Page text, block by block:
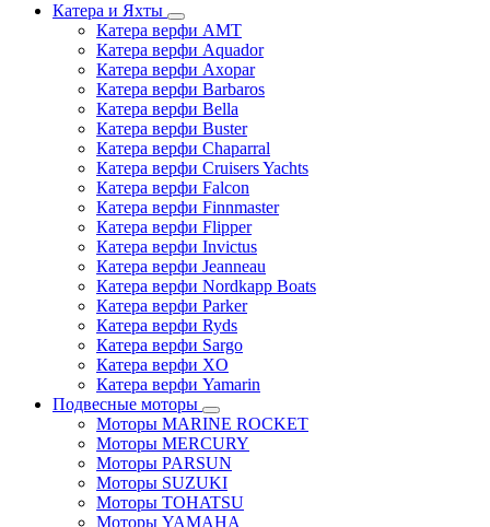
Катера и Яхты
Катера верфи AMT
Катера верфи Aquador
Катера верфи Axopar
Катера верфи Barbaros
Катера верфи Bella
Катера верфи Buster
Катера верфи Chaparral
Катера верфи Cruisers Yachts
Катера верфи Falcon
Катера верфи Finnmaster
Катера верфи Flipper
Катера верфи Invictus
Катера верфи Jeanneau
Катера верфи Nordkapp Boats
Катера верфи Parker
Катера верфи Ryds
Катера верфи Sargo
Катера верфи XO
Катера верфи Yamarin
Подвесные моторы
Моторы MARINE ROCKET
Моторы MERCURY
Моторы PARSUN
Моторы SUZUKI
Моторы TOHATSU
Моторы YAMAHA